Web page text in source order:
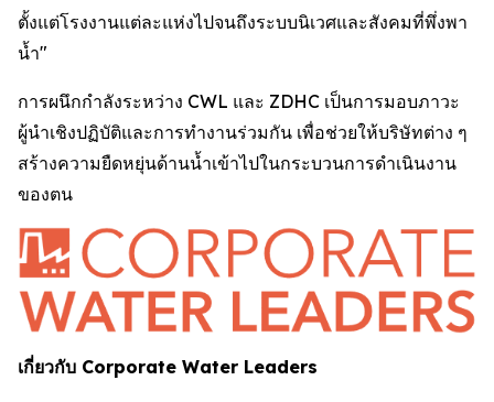
ตั้งแต่โรงงานแต่ละแห่งไปจนถึงระบบนิเวศและสังคมที่พึ่งพา
น้ำ"
การผนึกกำลังระหว่าง CWL และ ZDHC เป็นการมอบภาวะ
ผู้นำเชิงปฏิบัติและการทำงานร่วมกัน เพื่อช่วยให้บริษัทต่าง ๆ
สร้างความยืดหยุ่นด้านน้ำเข้าไปในกระบวนการดำเนินงาน
ของตน
เกี่ยวกับ Corporate Water Leaders